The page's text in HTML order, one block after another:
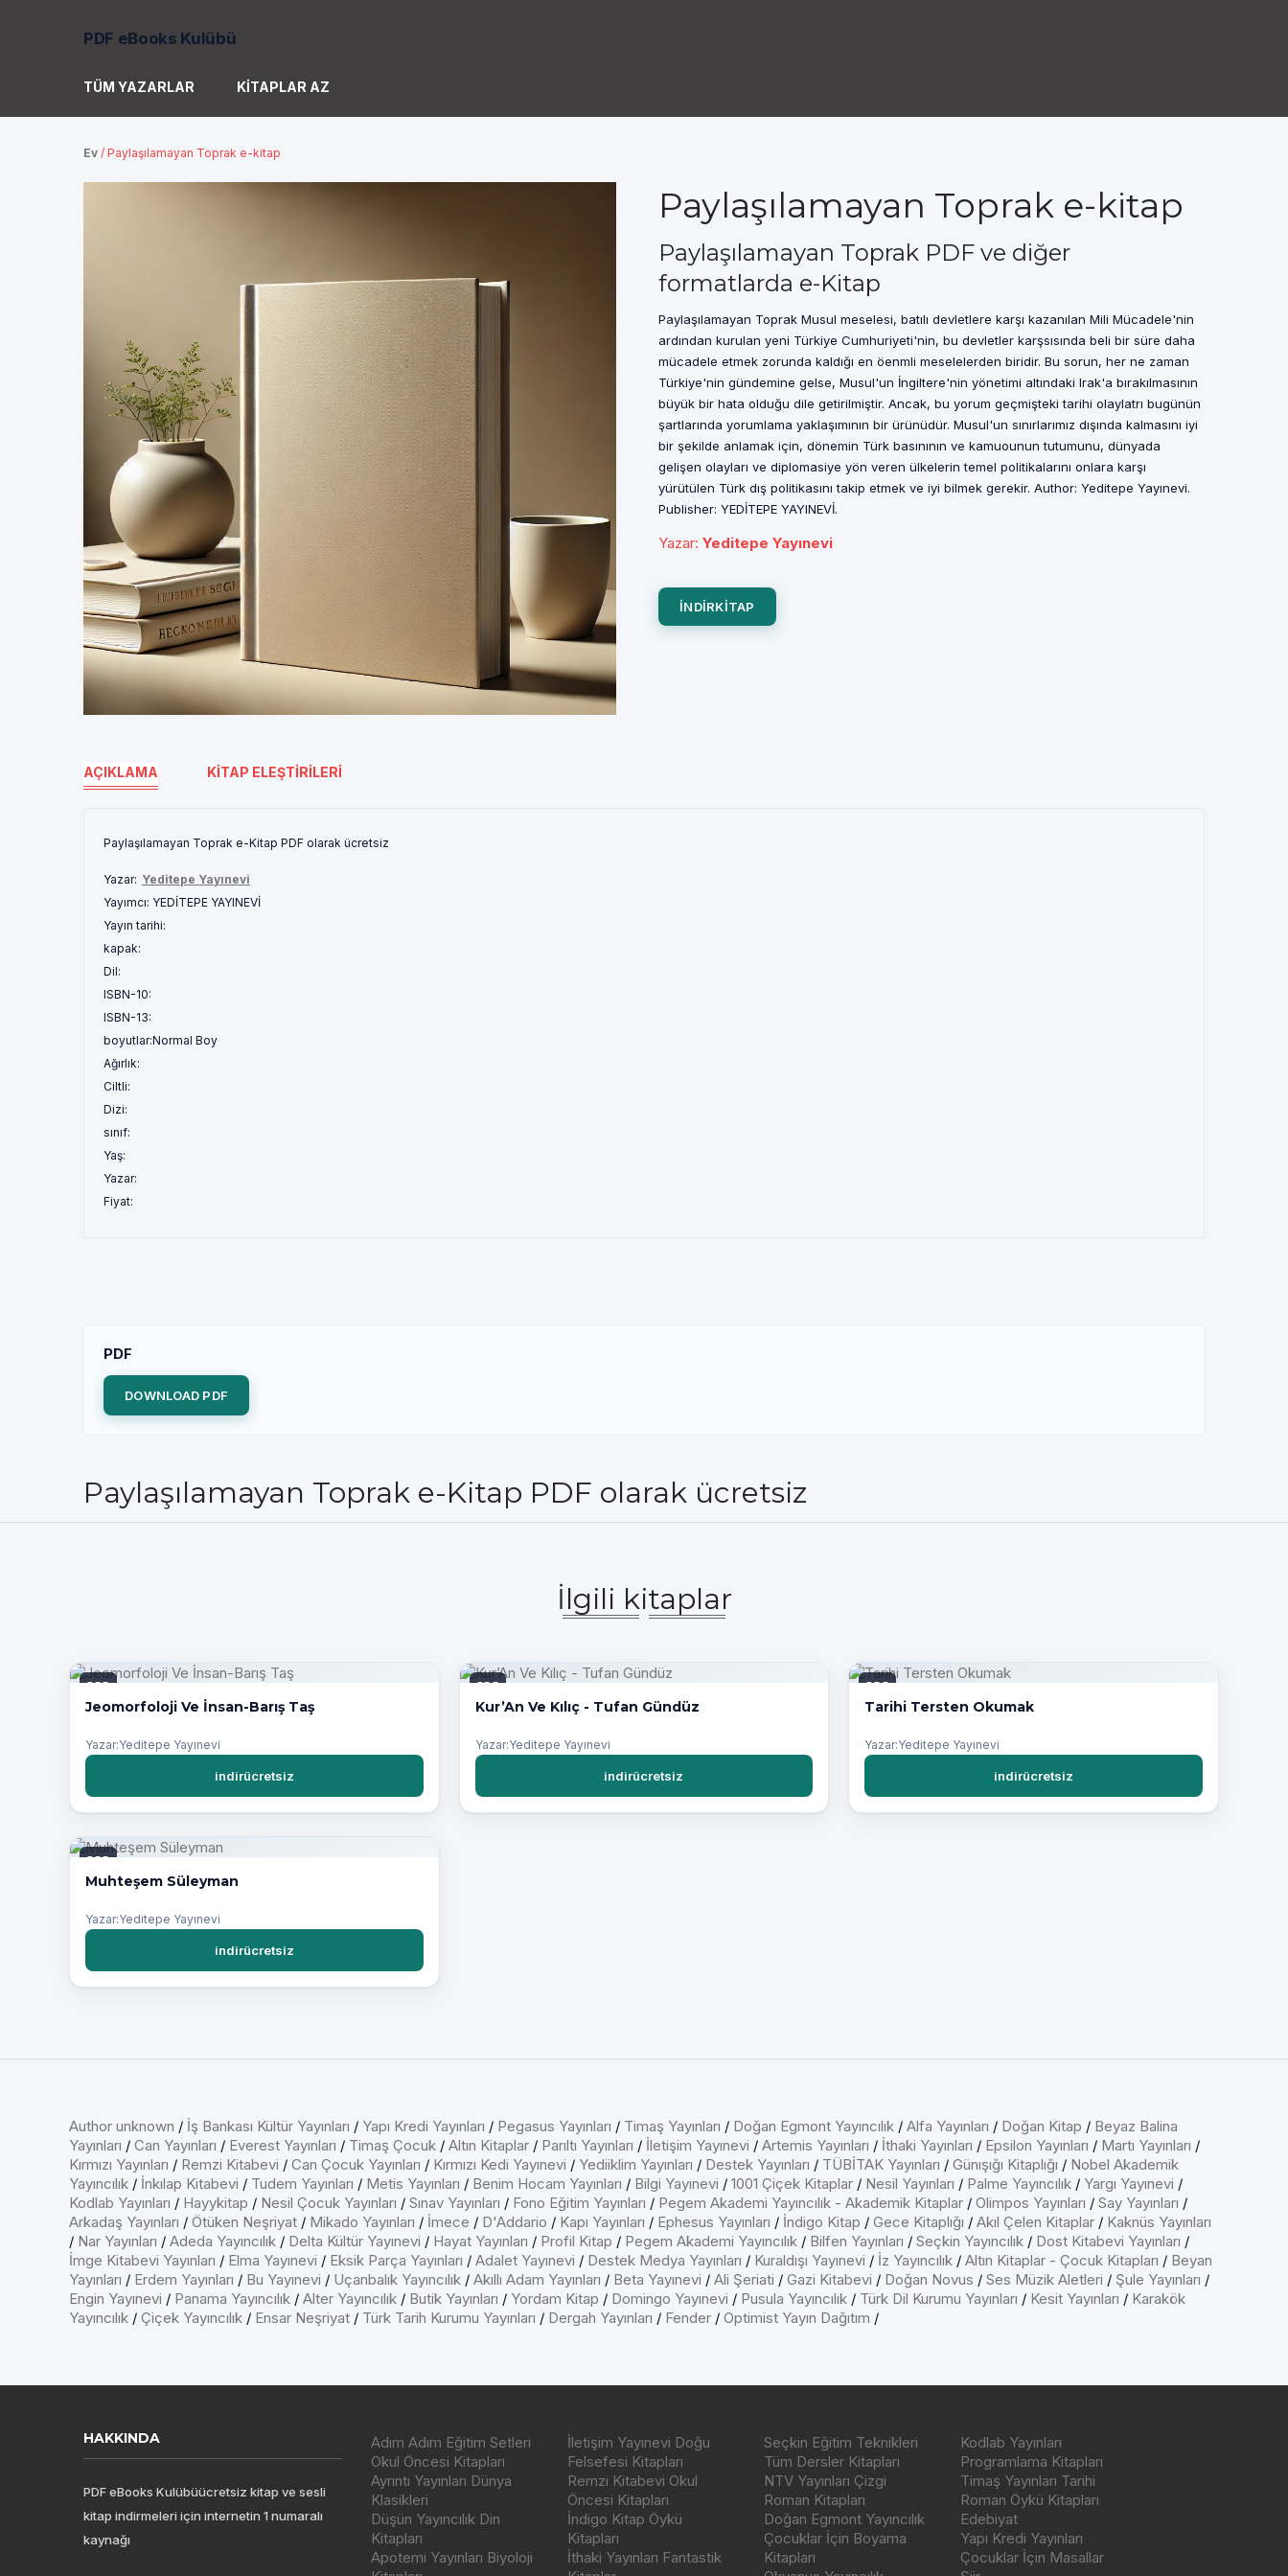
PDF eBooks Kulübü
TÜM YAZARLAR KITAPLAR AZ
Ev / Paylaşılamayan Toprak e-kitap
Paylaşılamayan Toprak e-kitap
Paylaşılamayan Toprak PDF ve diğer
formatlarda e-Kitap
Paylaşılamayan Toprak Musul meselesi, batılı devletlere karşı kazanılan Mili Mücadele'nin
ardından kurulan yeni Türkiye Cumhuriyeti'nin, bu devletler karşsısında beli bir süre daha
mücadele etmek zorunda kaldığı en öenmli meselelerden biridir. Bu sorun, her ne zaman
Türkiye'nin gündemine gelse, Musul'un İngiltere'nin yönetimi altındaki Irak'a bırakılmasının
büyük bir hata olduğu dile getirilmiştir. Ancak, bu yorum geçmişteki tarihi olaylatrı bugünün
şartlarında yorumlama yaklaşımının bir ürünüdür. Musul'un sınırlarımız dışında kalmasını iyi
bir şekilde anlamak için, dönemin Türk basınının ve kamuounun tutumunu, dünyada
gelişen olayları ve diplomasiye yön veren ülkelerin temel politikalarını onlara karşı
yürütülen Türk dış politikasını takip etmek ve iyi bilmek gerekir. Author: Yeditepe Yayınevi.
Publisher: YEDİTEPE YAYINEVİ.
Yazar: Yeditepe Yayınevi
INDIRKITAP
AÇIKLAMA KITAP ELEŞTIRILERI
Paylaşılamayan Toprak e-Kitap PDF olarak ücretsiz
Yazar: Yeditepe Yayınevi
Yayımcı: YEDİTEPE YAYINEVİ
Yayın tarihi:
kapak:
Dil:
ISBN-10:
ISBN-13:
boyutlar:Normal Boy
Ağırlık:
Ciltli:
Dizi:
sınıf:
Yaş:
Yazar:
Fiyat:
PDF
DOWNLOAD PDF
Paylaşılamayan Toprak e-Kitap PDF olarak ücretsiz
İlgili kitaplar
PDF
Jeomorfoloji Ve İnsan-Barış Taş
Yazar:Yeditepe Yayınevi
indirücretsiz
PDF
Kur’An Ve Kılıç - Tufan Gündüz
Yazar:Yeditepe Yayınevi
indirücretsiz
PDF
Tarihi Tersten Okumak
Yazar:Yeditepe Yayınevi
indirücretsiz
PDF
Muhteşem Süleyman
Yazar:Yeditepe Yayınevi
indirücretsiz
Author unknown / İş Bankası Kültür Yayınları / Yapı Kredi Yayınları / Pegasus Yayınları / Timaş Yayınları / Doğan Egmont Yayıncılık / Alfa Yayınları / Doğan Kitap / Beyaz Balina
Yayınları / Can Yayınları / Everest Yayınları / Timaş Çocuk / Altın Kitaplar / Parıltı Yayınları / İletişim Yayınevi / Artemis Yayınları / İthaki Yayınları / Epsilon Yayınları / Martı Yayınları /
Kırmızı Yayınları / Remzi Kitabevi / Can Çocuk Yayınları / Kırmızı Kedi Yayınevi / Yediiklim Yayınları / Destek Yayınları / TÜBİTAK Yayınları / Günışığı Kitaplığı / Nobel Akademik
Yayıncılık / İnkılap Kitabevi / Tudem Yayınları / Metis Yayınları / Benim Hocam Yayınları / Bilgi Yayınevi / 1001 Çiçek Kitaplar / Nesil Yayınları / Palme Yayıncılık / Yargı Yayınevi /
Kodlab Yayınları / Hayykitap / Nesil Çocuk Yayınları / Sınav Yayınları / Fono Eğitim Yayınları / Pegem Akademi Yayıncılık - Akademik Kitaplar / Olimpos Yayınları / Say Yayınları /
Arkadaş Yayınları / Ötüken Neşriyat / Mikado Yayınları / İmece / D'Addario / Kapı Yayınları / Ephesus Yayınları / İndigo Kitap / Gece Kitaplığı / Akıl Çelen Kitaplar / Kaknüs Yayınları
/ Nar Yayınları / Adeda Yayıncılık / Delta Kültür Yayınevi / Hayat Yayınları / Profil Kitap / Pegem Akademi Yayıncılık / Bilfen Yayınları / Seçkin Yayıncılık / Dost Kitabevi Yayınları /
İmge Kitabevi Yayınları / Elma Yayınevi / Eksik Parça Yayınları / Adalet Yayınevi / Destek Medya Yayınları / Kuraldışı Yayınevi / İz Yayıncılık / Altın Kitaplar - Çocuk Kitapları / Beyan
Yayınları / Erdem Yayınları / Bu Yayınevi / Uçanbalık Yayıncılık / Akıllı Adam Yayınları / Beta Yayınevi / Ali Şeriati / Gazi Kitabevi / Doğan Novus / Ses Müzik Aletleri / Şule Yayınları /
Engin Yayınevi / Panama Yayıncılık / Alter Yayıncılık / Butik Yayınları / Yordam Kitap / Domingo Yayınevi / Pusula Yayıncılık / Türk Dil Kurumu Yayınları / Kesit Yayınları / Karakök
Yayıncılık / Çiçek Yayıncılık / Ensar Neşriyat / Türk Tarih Kurumu Yayınları / Dergah Yayınları / Fender / Optimist Yayın Dağıtım /
HAKKINDA
PDF eBooks Kulübüücretsiz kitap ve sesli
kitap indirmeleri için internetin 1 numaralı
kaynağı
Adım Adım Eğitim Setleri
Okul Öncesi Kitapları
Ayrıntı Yayınları Dünya
Klasikleri
Düşün Yayıncılık Din
Kitapları
Apotemi Yayınları Biyoloji
İletişim Yayınevi Doğu
Felsefesi Kitapları
Remzi Kitabevi Okul
Öncesi Kitapları
İndigo Kitap Öykü
Kitapları
İthaki Yayınları Fantastik
Seçkin Eğitim Teknikleri
Tüm Dersler Kitapları
NTV Yayınları Çizgi
Roman Kitapları
Doğan Egmont Yayıncılık
Çocuklar İçin Boyama
Kitapları
Kodlab Yayınları
Programlama Kitapları
Timaş Yayınları Tarihi
Roman Öykü Kitapları
Edebiyat
Yapı Kredi Yayınları
Çocuklar İçin Masallar